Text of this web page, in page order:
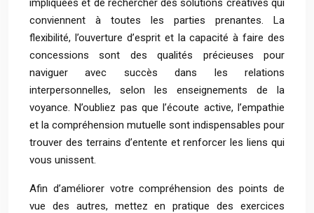
impliquées et de rechercher des solutions créatives qui
conviennent à toutes les parties prenantes. La
flexibilité, l’ouverture d’esprit et la capacité à faire des
concessions sont des qualités précieuses pour
naviguer avec succès dans les relations
interpersonnelles, selon les enseignements de la
voyance. N’oubliez pas que l’écoute active, l’empathie
et la compréhension mutuelle sont indispensables pour
trouver des terrains d’entente et renforcer les liens qui
vous unissent.
Afin d’améliorer votre compréhension des points de
vue des autres, mettez en pratique des exercices